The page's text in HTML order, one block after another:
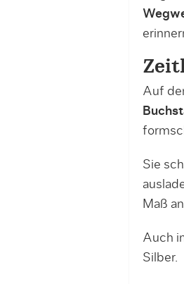
Auf
Sie
Maß an
Auch
Silber.